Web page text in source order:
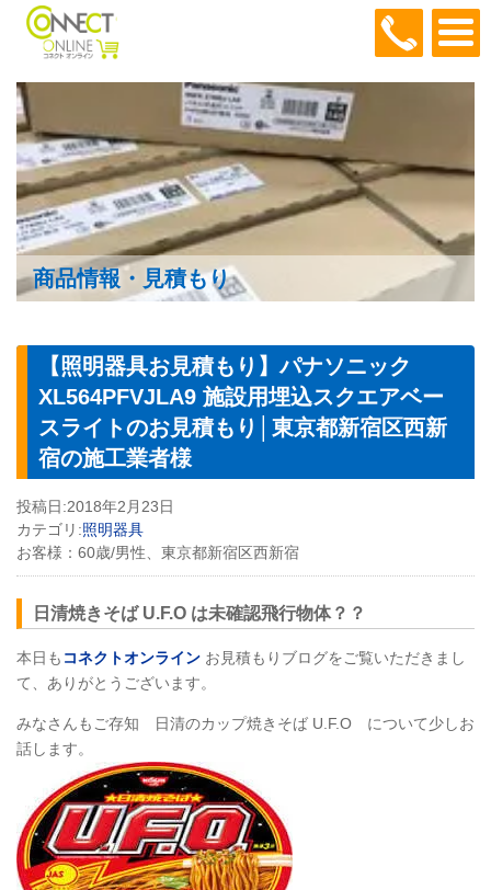
048-
商品情報・見積もり
【照明器具お見積もり】パナソニック
XL564PFVJLA9 施設用埋込スクエアベー
スライトのお見積もり│東京都新宿区西新
宿の施工業者様
投稿日:2018年2月23日
カテゴリ:照明器具
お客様： 60歳/男性、東京都新宿区西新宿
日清焼きそば U.F.O は未確認飛行物体？？
本日も コネクトオンライン お見積もりブログをご覧いただきまし
て、ありがとうございます。
みなさんもご存知 日清のカップ焼きそば U.F.O について少しお
話します。